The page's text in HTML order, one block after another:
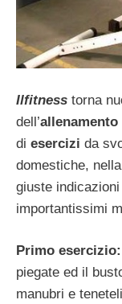
Ilfitness torna
dell’
di esercizi da
domestiche,
giuste
importantissimi
Primo esercizio:
piegate ed il
manubri e